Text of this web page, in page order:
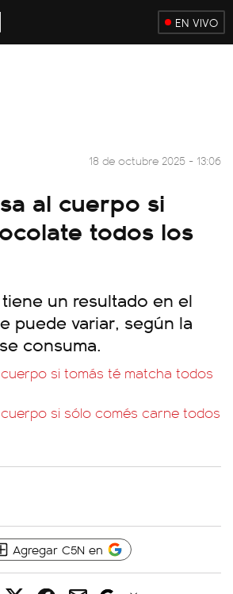
EN VIVO
18 de octubre 2025 - 13:06
al cuerpo si
todos los
un resultado en el
puede variar, según la
consuma.
si tomás té matcha todos
si sólo comés carne todos
Agregar C5N en